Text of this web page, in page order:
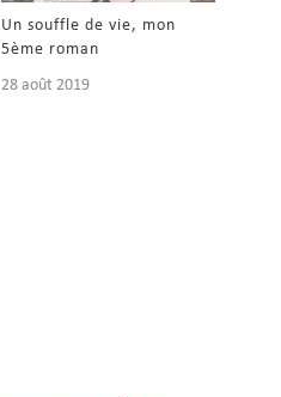
Un souffle de vie, mon
5ème roman
28 août 2019